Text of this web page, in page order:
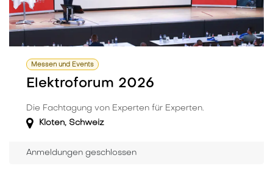
Messen und Events
Elektroforum 2026
Die Fachtagung von Experten für Experten.
Kloten, Schweiz
Anmeldungen geschlossen